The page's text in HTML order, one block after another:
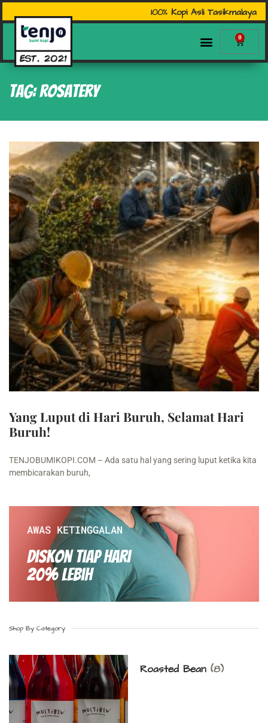
100% Kopi Asli Tasikmalaya
0
Tag: rosatery
Yang Luput di Hari Buruh, Selamat Hari
Buruh!
TENJOBUMIKOPI.COM – Ada satu hal yang sering luput ketika kita
membicarakan buruh,
AWAS KETINGGALAN
Diskon Tiap hari
20% Lebih
Shop By Category
Roasted Bean (8)